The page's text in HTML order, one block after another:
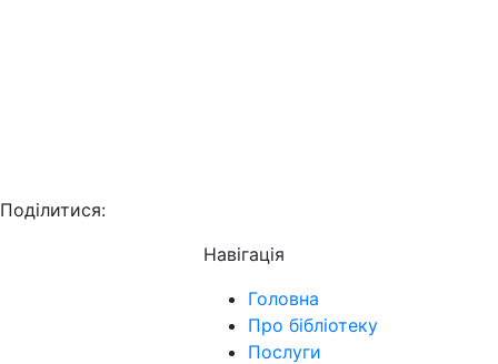
Поділитися:
Навігація
Головна
Про бібліотеку
Послуги